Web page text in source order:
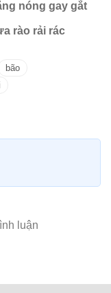
nóng gay gắt
rào rải rác
bão